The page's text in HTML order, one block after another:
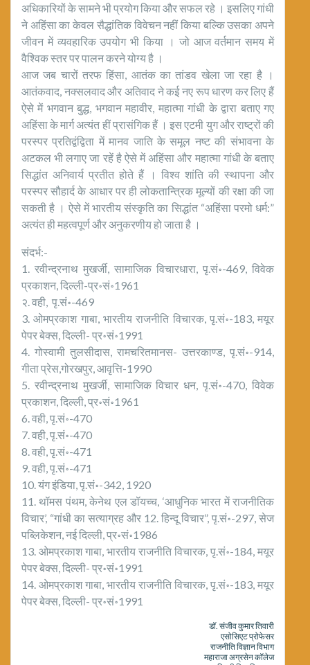
अधिकारियों के सामने भी प्रयोग किया और सफल रहे । इसलिए गांधी
ने अहिंसा का केवल सैद्धांतिक विवेचन नहीं किया बल्कि उसका अपने
जीवन में व्यवहारिक उपयोग भी किया । जो आज वर्तमान समय में
वैश्विक स्तर पर पालन करने योग्य है ।
आज जब चारों तरफ हिंसा, आतंक का तांडव खेला जा रहा है ।
आतंकवाद, नक्सलवाद और अतिवाद ने कई नए रूप धारण कर लिए हैं
ऐसे में भगवान बुद्ध, भगवान महावीर, महात्मा गांधी के द्वारा बताए गए
अहिंसा के मार्ग अत्यंत हीं प्रासंगिक हैं । इस एटमी युग और राष्ट्रों की
परस्पर प्रतिद्वंद्विता में मानव जाति के समूल नष्ट की संभावना के
अटकल भी लगाए जा रहें है ऐसे में अहिंसा और महात्मा गांधी के बताए
सिद्धांत अनिवार्य प्रतीत होते हैं । विश्व शांति की स्थापना और
परस्पर सौहार्द के आधार पर ही लोकतान्त्रिक मूल्यों की रक्षा की जा
सकती है । ऐसे में भारतीय संस्कृति का सिद्धांत “अहिंसा परमो धर्म:”
अत्यंत ही महत्वपूर्ण और अनुकरणीय हो जाता है ।
संदर्भ:-
1. रवीन्द्रनाथ मुखर्जी, सामाजिक विचारधारा, पृ.सं॰-469, विवेक
प्रकाशन, दिल्ली-प्र॰सं॰1961
२. वही, पृ.सं॰-469
3. ओमप्रकाश गाबा, भारतीय राजनीति विचारक, पृ.सं॰-183, मयूर
पेपर बेक्स, दिल्ली- प्र॰सं॰1991
4. गोस्वामी तुलसीदास, रामचरितमानस- उत्तरकाण्ड, पृ.सं॰-914,
गीता प्रेस,गोरखपुर, आवृत्ति-1990
5. रवीन्द्रनाथ मुखर्जी, सामाजिक विचार धन, पृ.सं॰-470, विवेक
प्रकाशन, दिल्ली, प्र॰सं॰1961
6. वही, पृ.सं॰-470
7. वही, पृ.सं॰-470
8. वही, पृ.सं॰-471
9. वही, पृ.सं॰-471
10. यंग इंडिया, पृ.सं॰-342, 1920
11. थॉमस पंथम, केनेथ एल डॉयच्च, ‘आधुनिक भारत में राजनीतिक
विचार’, “गांधी का सत्याग्रह और 12. हिन्दू विचार”, पृ.सं॰-297, सेज
पब्लिकेशन, नई दिल्ली, प्र॰सं॰1986
13. ओमप्रकाश गाबा, भारतीय राजनीति विचारक, पृ.सं॰-184, मयूर
पेपर बेक्स, दिल्ली- प्र॰सं॰1991
14. ओमप्रकाश गाबा, भारतीय राजनीति विचारक, पृ.सं॰-183, मयूर
पेपर बेक्स, दिल्ली- प्र॰सं॰1991
डॉ. संजीव कुमार तिवारी
एसोसिएट प्रोफेसर
राजनीति विज्ञान विभाग
महाराजा अग्रसेन कॉलेज